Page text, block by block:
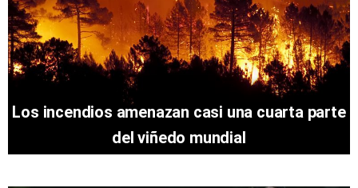
Los incendios amenazan casi una cuarta parte
del viñedo mundial